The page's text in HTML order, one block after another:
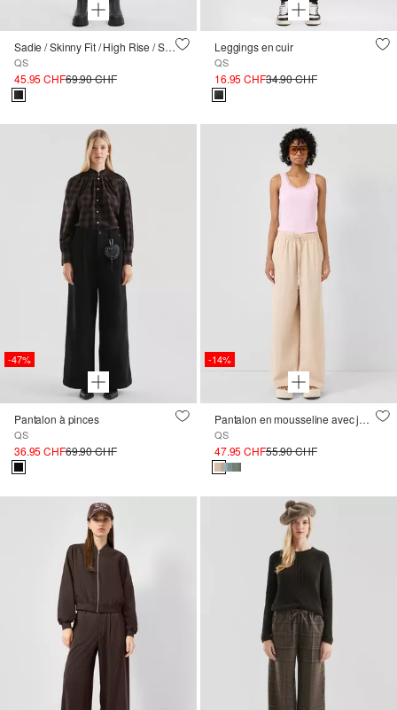
Sadie / Skinny Fit / High Rise / Skinny Leg / Longueur de la cheville avec revêtement
QS
45.95 CHF69.90 CHF
Leggings en cuir
QS
16.95 CHF34.90 CHF
-47%
Pantalon à pinces
QS
36.95 CHF69.90 CHF
-14%
Pantalon en mousseline avec jambes larges
QS
47.95 CHF55.90 CHF